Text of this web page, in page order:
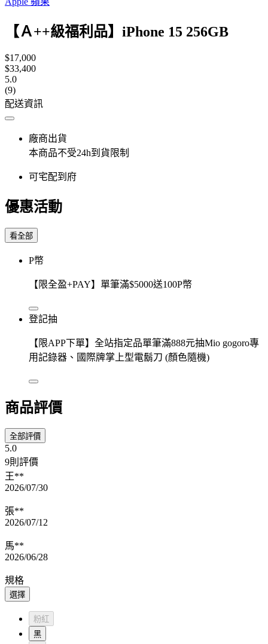
【Ａ++級福利品】iPhone 15 256GB
$17,000
$33,400
5.0
(9)
配送資訊
廠商出貨
本商品不受24h到貨限制
可宅配到府
優惠活動
看全部
P幣
【限全盈+PAY】單筆滿$5000送100P幣
登記抽
【限APP下單】全站指定品單筆滿888元抽Mio gogoro專
用記錄器、國際牌掌上型電鬍刀 (顏色隨機)
商品評價
全部評價
5.0
9則評價
王**
2026/07/30
張**
2026/07/12
馬**
2026/06/28
規格
選擇
粉紅
黑